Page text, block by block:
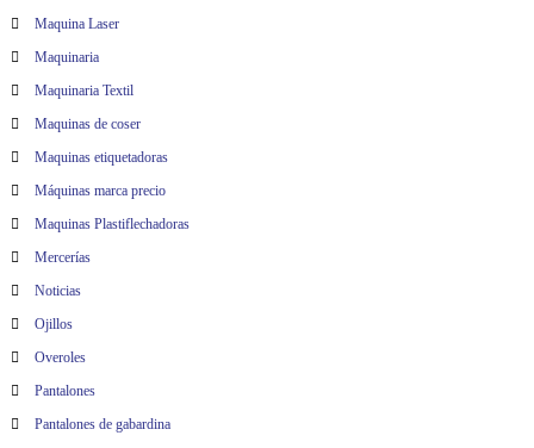
Maquina Laser
Maquinaria
Maquinaria Textil
Maquinas de coser
Maquinas etiquetadoras
Máquinas marca precio
Maquinas Plastiflechadoras
Mercerías
Noticias
Ojillos
Overoles
Pantalones
Pantalones de gabardina